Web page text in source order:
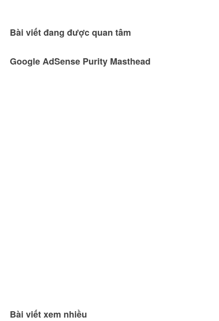
Bài viết đang được quan tâm
Google AdSense Purity Masthead
Bài viết xem nhiều